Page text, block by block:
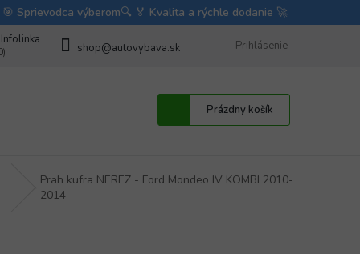
Fotorecenzie autodoplnkov od zákazníkov BLOG
shop@autovybava.sk Prihlásenie
Nákupný
košík
Prázdny košík
Prah kufra NEREZ - Ford Mondeo IV KOMBI 2010-
2014